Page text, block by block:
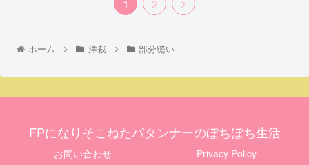
1 2
ホーム 洋裁 部分縫い
FPになりそこねたパタンナーのぼちぼち生活
お問い合わせ Privacy Policy